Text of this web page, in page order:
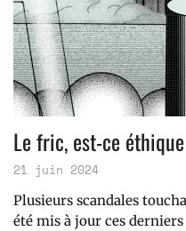
Le fric, est-ce
21 juin 2024
Plusieurs scandales
été mis à jour ces